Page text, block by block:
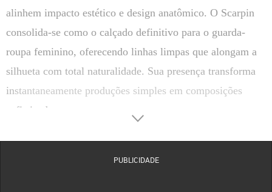
alinhem impacto estético e design anatômico. O Scarpin
consolida-se como o calçado definitivo para o guarda-
roupa feminino, oferecendo linhas limpas que alongam a
silhueta com total naturalidade. Sua presença transforma
instantaneamente produções simples em composições
sofisticadas.
PUBLICIDADE